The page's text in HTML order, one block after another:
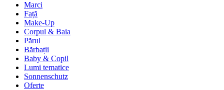
Marci
Față
Make-Up
Corpul & Baia
Părul
Bărbații
Baby & Copil
Lumi tematice
Sonnenschutz
Oferte